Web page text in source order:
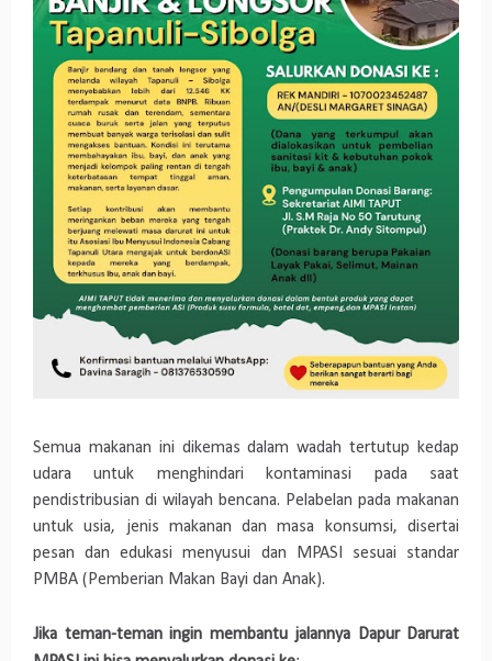
Semua makanan ini dikemas dalam wadah tertutup kedap
udara untuk menghindari kontaminasi pada saat
pendistribusian di wilayah bencana. Pelabelan pada makanan
untuk usia, jenis makanan dan masa konsumsi, disertai
pesan dan edukasi menyusui dan MPASI sesuai standar
PMBA (Pemberian Makan Bayi dan Anak).
Jika teman-teman ingin membantu jalannya Dapur Darurat